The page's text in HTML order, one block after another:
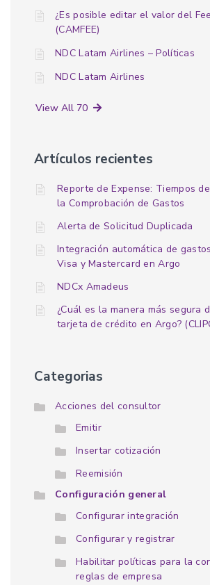
¿Es posible editar el valor del
(CAMFEE)
NDC Latam Airlines – Políticas
NDC Latam Airlines
View All 70
Artículos recientes
Reporte de Expense: Tiempos
la Comprobación de Gastos
Alerta de Solicitud Duplicada
Integración automática de
Visa y Mastercard en Argo
NDCx Amadeus
¿Cuál es la manera más segura
tarjeta de crédito en Argo?
Categorias
Acciones del consultor
Emitir
Insertar cotización
Reemisión
Configuración general
Configurar integración
Configurar y registrar
Habilitar políticas para la
reglas de empresa